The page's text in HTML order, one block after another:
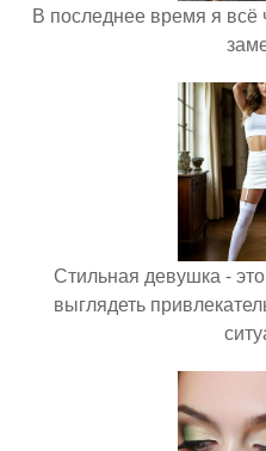
В последнее время я всё
Стильная девушка -
выглядеть